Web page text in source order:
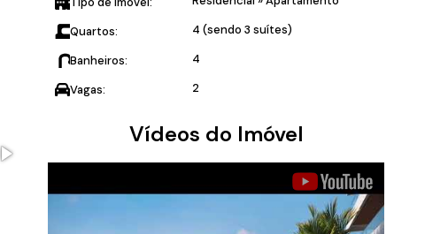
Quartos: 4 (sendo 3 suítes)
Banheiros: 4
Vagas: 2
Vídeos do Imóvel